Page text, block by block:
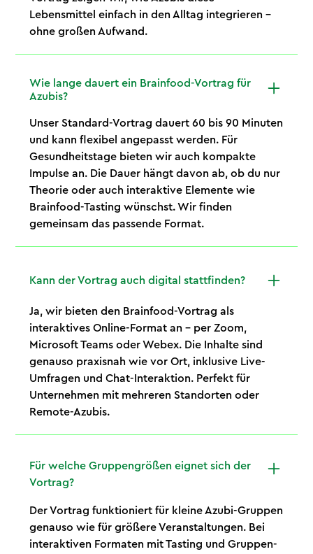
Lebensmittel einfach in den Alltag integrieren –
ohne großen Aufwand.
Wie lange dauert ein Brainfood-Vortrag für
Azubis?
Unser Standard-Vortrag dauert 60 bis 90 Minuten
und kann flexibel angepasst werden. Für
Gesundheitstage bieten wir auch kompakte
Impulse an. Die Dauer hängt davon ab, ob du nur
Theorie oder auch interaktive Elemente wie
Brainfood-Tasting wünschst. Wir finden
gemeinsam das passende Format.
Kann der Vortrag auch digital stattfinden?
Ja, wir bieten den Brainfood-Vortrag als
interaktives Online-Format an – per Zoom,
Microsoft Teams oder Webex. Die Inhalte sind
genauso praxisnah wie vor Ort, inklusive Live-
Umfragen und Chat-Interaktion. Perfekt für
Unternehmen mit mehreren Standorten oder
Remote-Azubis.
Für welche Gruppengrößen eignet sich der
Vortrag?
Der Vortrag funktioniert für kleine Azubi-Gruppen
genauso wie für größere Veranstaltungen. Bei
interaktiven Formaten mit Tasting und Gruppen-